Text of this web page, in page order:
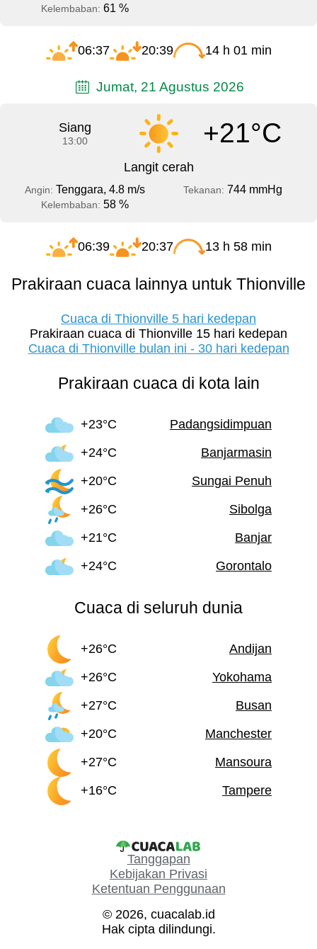
Kelembaban: 61 %
06:37 20:39 14 h 01 min
Jumat, 21 Agustus 2026
Siang
13:00 +21°C
Langit cerah
Angin: Tenggara, 4.8 m/s Tekanan: 744 mmHg
Kelembaban: 58 %
06:39 20:37 13 h 58 min
Prakiraan cuaca lainnya untuk Thionville
Cuaca di Thionville 5 hari kedepan
Prakiraan cuaca di Thionville 15 hari kedepan
Cuaca di Thionville bulan ini - 30 hari kedepan
Prakiraan cuaca di kota lain
+23°C
Padangsidimpuan
+24°C
Banjarmasin
+20°C
Sungai Penuh
+26°C
Sibolga
+21°C
Banjar
+24°C
Gorontalo
Cuaca di seluruh dunia
+26°C
Andijan
+26°C
Yokohama
+27°C
Busan
+20°C
Manchester
+27°C
Mansoura
+16°C
Tampere
Tanggapan
Kebijakan Privasi
Ketentuan Penggunaan
© 2026, cuacalab.id
Hak cipta dilindungi.